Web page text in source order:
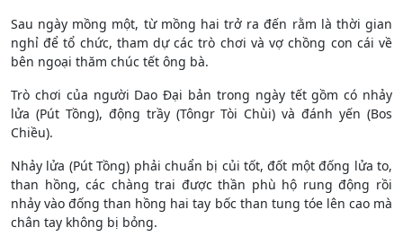
Sau ngày mồng một, từ mồng hai trở ra đến rằm là thời gian
nghỉ để tổ chức, tham dự các trò chơi và vợ chồng con cái về
bên ngoại thăm chúc tết ông bà.
Trò chơi của người Dao Đại bản trong ngày tết gồm có nhảy
lửa (Pút Tồng), động trầy (Tôngr Tòi Chùi) và đánh yến (Bos
Chiều).
Nhảy lửa (Pút Tồng) phải chuẩn bị củi tốt, đốt một đống lửa to,
than hồng, các chàng trai được thần phù hộ rung động rồi
nhảy vào đống than hồng hai tay bốc than tung tóe lên cao mà
chân tay không bị bỏng.